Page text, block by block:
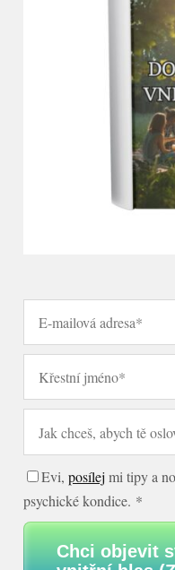
Evi,posílej mi tipy a
psychické kondice. *
Chci objevit